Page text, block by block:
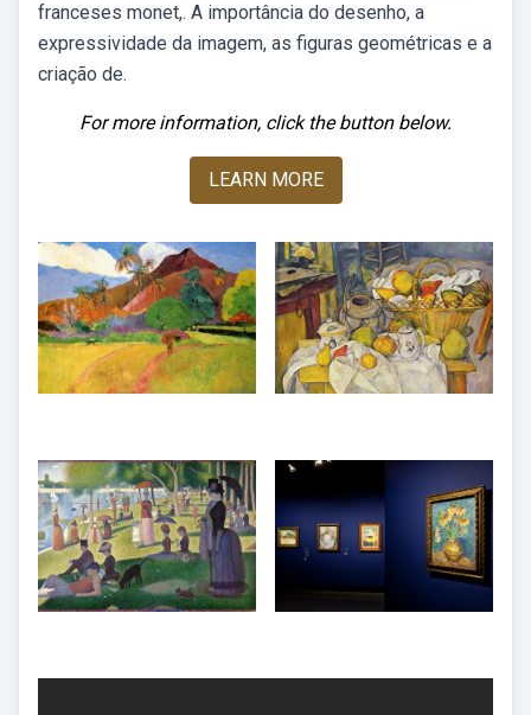
franceses monet,. A importância do desenho, a
expressividade da imagem, as figuras geométricas e a
criação de.
For more information, click the button below.
LEARN MORE